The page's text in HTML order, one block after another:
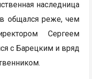
наследница
общался реже, чем
Сергеем
с Барецким и вряд